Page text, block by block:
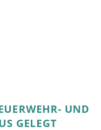
UND
GELEGT